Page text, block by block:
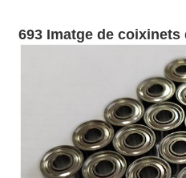
693 Imatge de